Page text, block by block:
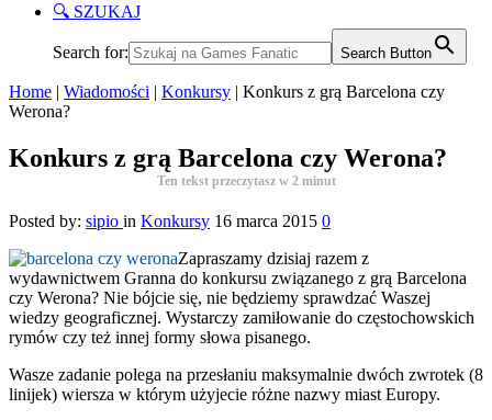
🔍 SZUKAJ
Search for: Search Button
Home | Wiadomości | Konkursy | Konkurs z grą Barcelona czy
Werona?
Konkurs z grą Barcelona czy Werona?
Ten tekst przeczytasz w 2 minut
Posted by: sipio in Konkursy 16 marca 2015 0
Zapraszamy dzisiaj razem z
wydawnictwem Granna do konkursu związanego z grą Barcelona
czy Werona? Nie bójcie się, nie będziemy sprawdzać Waszej
wiedzy geograficznej. Wystarczy zamiłowanie do częstochowskich
rymów czy też innej formy słowa pisanego.
Wasze zadanie polega na przesłaniu maksymalnie dwóch zwrotek (8
linijek) wiersza w którym użyjecie różne nazwy miast Europy.